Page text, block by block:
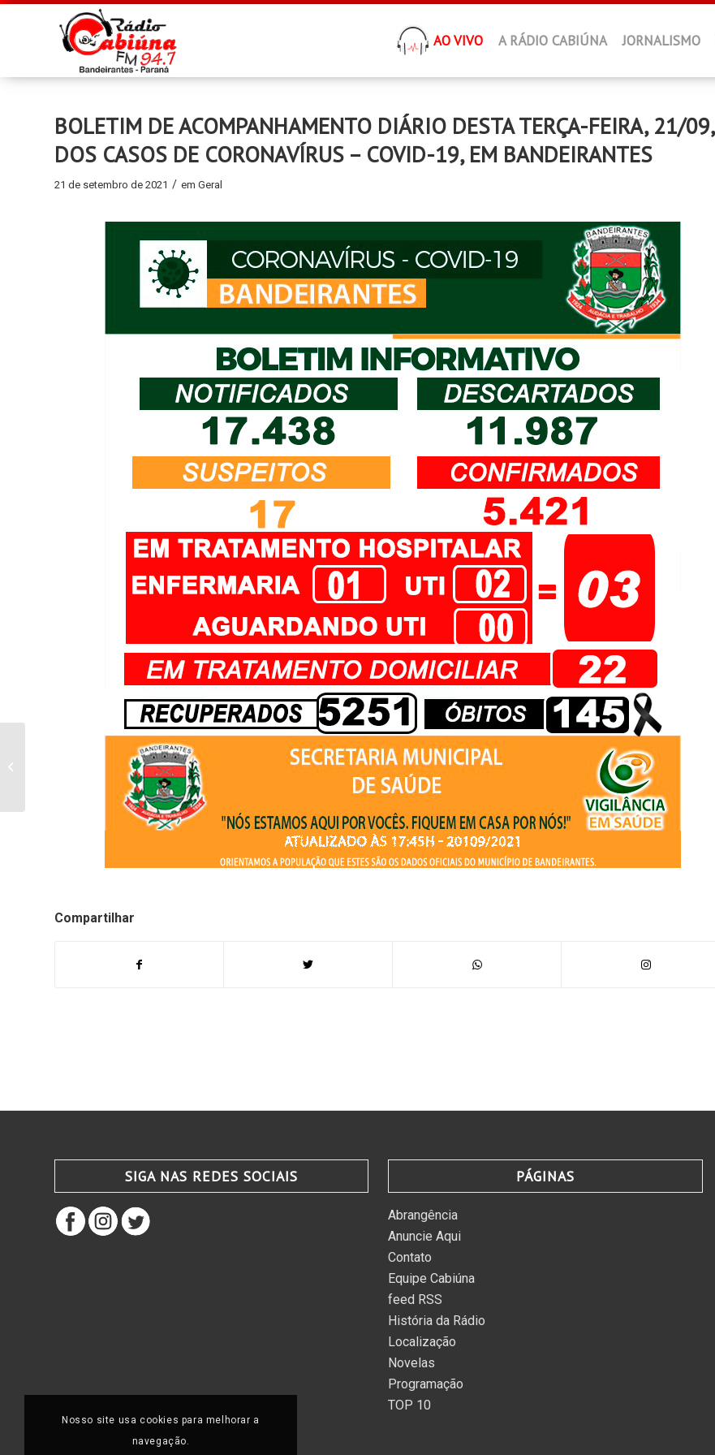
AO VIVO A RÁDIO CABIÚNA JORNALISMO
BOLETIM DE ACOMPANHAMENTO DIÁRIO DESTA TERÇA-FEIRA, 21/09,
DOS CASOS DE CORONAVÍRUS – COVID-19, EM BANDEIRANTES
21 de setembro de 2021 / em Geral
Compartilhar
SIGA NAS REDES SOCIAIS PÁGINAS
Abrangência
Anuncie Aqui
Contato
Equipe Cabiúna
feed RSS
História da Rádio
Localização
Novelas
Programação
TOP 10
projeto do executivo de
Bandeirantes que retira
Nosso site usa cookies para melhorar a
navegação.